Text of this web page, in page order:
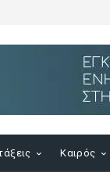
Καιρός